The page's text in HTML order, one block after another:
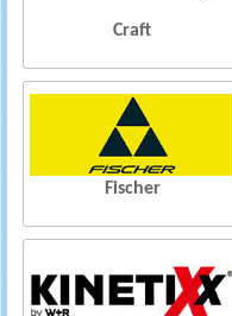
Craft
Fischer